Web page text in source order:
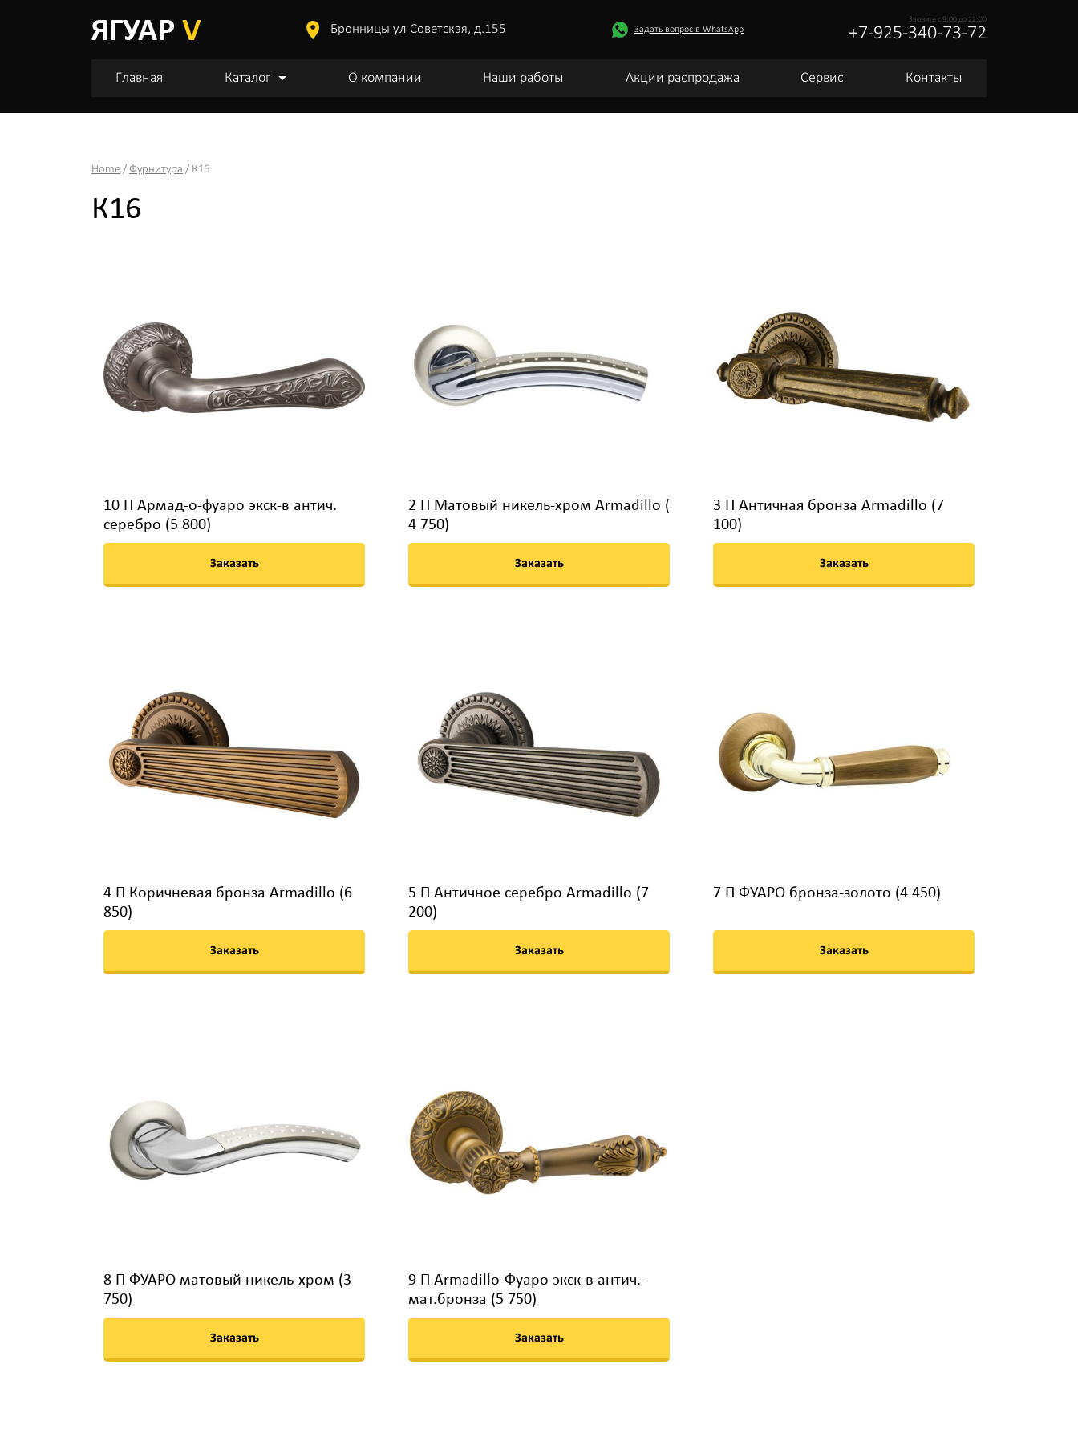
Бронницы ул Советская, д.155 Задать вопрос в WhatsApp
Звоните с 9:00 до 22:00
+7-925-340-73-72
Главная Каталог О компании Наши работы Акции распродажа Сервис Контакты
Home / Фурнитура / К16
К16
10 П Армад-о-фуаро экск-в антич.
серебро (5 800)
Заказать
2 П Матовый никель-хром Armadillo (
4 750)
Заказать
3 П Античная бронза Armadillo (7
100)
Заказать
4 П Коричневая бронза Armadillo (6
850)
Заказать
5 П Античное серебро Armadillo (7
200)
Заказать
7 П ФУАРО бронза-золото (4 450)
Заказать
8 П ФУАРО матовый никель-хром (3
750)
Заказать
9 П Armadillo-Фуаро экск-в антич.-
мат.бронза (5 750)
Заказать